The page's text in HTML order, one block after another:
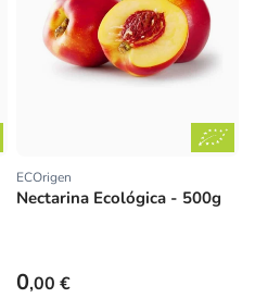
Proveedor:
ECOrigen
Nectarina Ecológica - 500g
Precio habitual
0,00 €